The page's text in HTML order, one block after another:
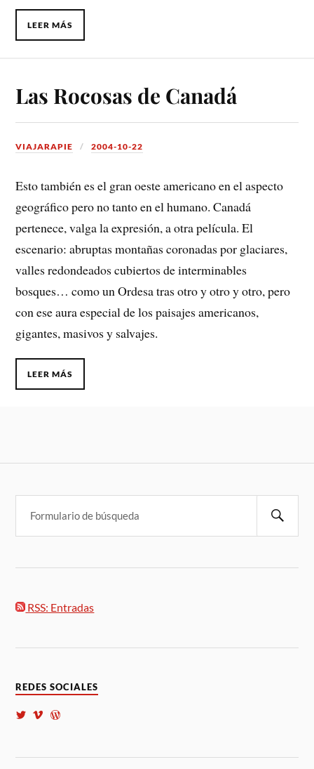
LEER MÁS
Las Rocosas de Canadá
VIAJARAPIE 2004-10-22
Esto también es el gran oeste americano en el aspecto
geográfico pero no tanto en el humano. Canadá
pertenece, valga la expresión, a otra película. El
escenario: abruptas montañas coronadas por glaciares,
valles redondeados cubiertos de interminables
bosques… como un Ordesa tras otro y otro y otro, pero
con ese aura especial de los paisajes americanos,
gigantes, masivos y salvajes.
LEER MÁS
RSS: Entradas
REDES SOCIALES